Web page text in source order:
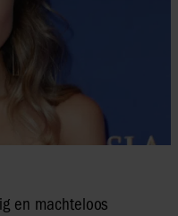
en machteloos